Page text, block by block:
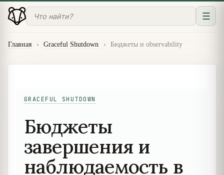
☰
Главная › Graceful Shutdown › Бюджеты и observability
GRACEFUL SHUTDOWN
Бюджеты
завершения и
наблюдаемость в